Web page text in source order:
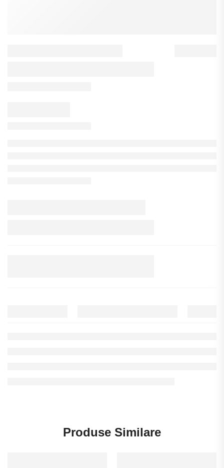
Produse Similare